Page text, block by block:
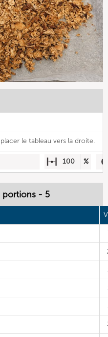
le tableau vers la droite.
100 %
portions - 5